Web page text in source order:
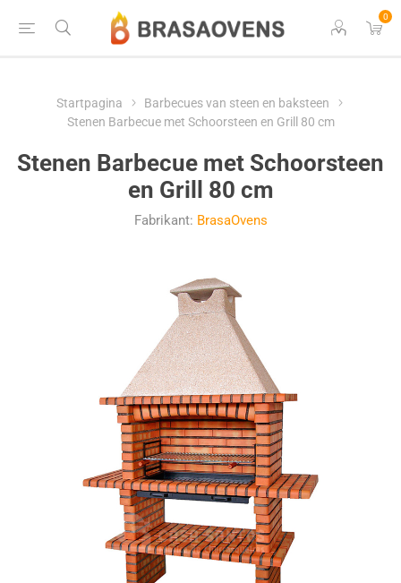
0
Startpagina
Barbecues van steen en baksteen
Stenen Barbecue met Schoorsteen en Grill 80 cm
Stenen Barbecue met Schoorsteen
en Grill 80 cm
Fabrikant: BrasaOvens